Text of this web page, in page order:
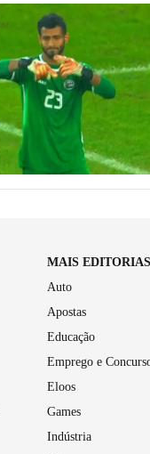
MAIS EDITORIAS
Auto
Apostas
Educação
Emprego e
Eloos
Games
Indústria